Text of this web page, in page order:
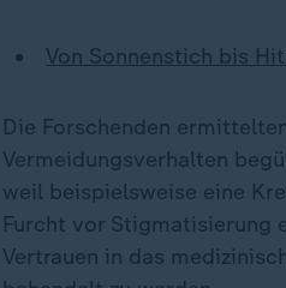
Von Sonnenstich bis
Die Forschenden
Vermeidungsverhalten
weil beispielsweise eine
Furcht vor Stigmatisierung
Vertrauen in das